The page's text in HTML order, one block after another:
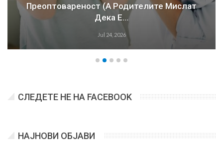
Преоптовареност (а Родителите Мислат
Дека Е…
Jul 24, 2026
СЛЕДЕТЕ НЕ НА FACEBOOK
НАЈНОВИ ОБЈАВИ